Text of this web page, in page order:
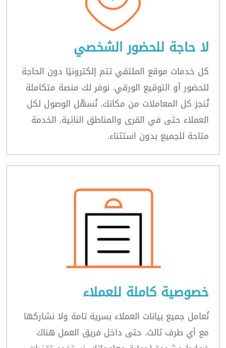
لا حاجة للحضور الشخصي
كل خدمات موقع الملتقي تتم إلكترونيًا دون الحاجة
للحضور أو التوقيع الورقي. نوفر لك منصة متكاملة
تُنجز كل المعاملات من مكانك. نُسهّل الوصول لكل
العملاء حتى في القرى والمناطق النائية. الخدمة
متاحة للجميع بدون استثناء.
خصوصية كاملة للعملاء
نُعامل جميع بيانات العملاء بسرية تامة ولا نشاركها
مع أي طرف ثالث. حتى داخل فريق العمل هناك